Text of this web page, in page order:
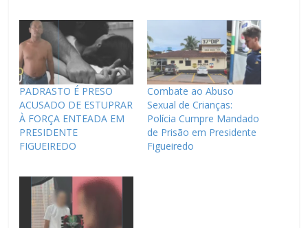
PADRASTO É PRESO
ACUSADO DE ESTUPRAR
À FORÇA ENTEADA EM
PRESIDENTE
FIGUEIREDO
Combate ao Abuso
Sexual de Crianças:
Polícia Cumpre Mandado
de Prisão em Presidente
Figueiredo